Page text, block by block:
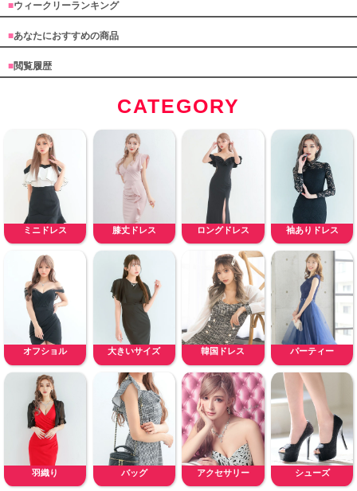
■ウィークリーランキング
■あなたにおすすめの商品
■閲覧履歴
CATEGORY
ミニドレス 膝丈ドレス ロングドレス 袖ありドレス
オフショル 大きいサイズ 韓国ドレス パーティー
羽織り バッグ アクセサリー シューズ